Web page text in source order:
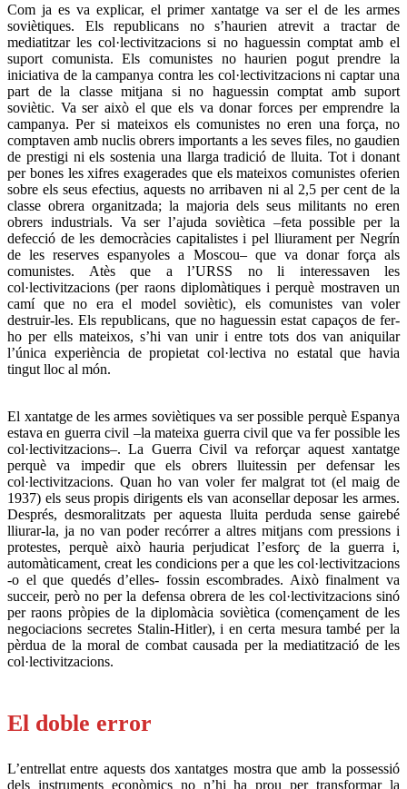
Com ja es va explicar, el primer xantatge va ser el de les armes
soviètiques. Els republicans no s’haurien atrevit a tractar de
mediatitzar les col·lectivitzacions si no haguessin comptat amb el
suport comunista. Els comunistes no haurien pogut prendre la
iniciativa de la campanya contra les col·lectivitzacions ni captar una
part de la classe mitjana si no haguessin comptat amb suport
soviètic. Va ser això el que els va donar forces per emprendre la
campanya. Per si mateixos els comunistes no eren una força, no
comptaven amb nuclis obrers importants a les seves files, no gaudien
de prestigi ni els sostenia una llarga tradició de lluita. Tot i donant
per bones les xifres exagerades que els mateixos comunistes oferien
sobre els seus efectius, aquests no arribaven ni al 2,5 per cent de la
classe obrera organitzada; la majoria dels seus militants no eren
obrers industrials. Va ser l’ajuda soviètica –feta possible per la
defecció de les democràcies capitalistes i pel lliurament per Negrín
de les reserves espanyoles a Moscou– que va donar força als
comunistes. Atès que a l’URSS no li interessaven les
col·lectivitzacions (per raons diplomàtiques i perquè mostraven un
camí que no era el model soviètic), els comunistes van voler
destruir-les. Els republicans, que no haguessin estat capaços de fer-
ho per ells mateixos, s’hi van unir i entre tots dos van aniquilar
l’única experiència de propietat col·lectiva no estatal que havia
tingut lloc al món.
El xantatge de les armes soviètiques va ser possible perquè Espanya
estava en guerra civil –la mateixa guerra civil que va fer possible les
col·lectivitzacions–. La Guerra Civil va reforçar aquest xantatge
perquè va impedir que els obrers lluitessin per defensar les
col·lectivitzacions. Quan ho van voler fer malgrat tot (el maig de
1937) els seus propis dirigents els van aconsellar deposar les armes.
Després, desmoralitzats per aquesta lluita perduda sense gairebé
lliurar-la, ja no van poder recórrer a altres mitjans com pressions i
protestes, perquè això hauria perjudicat l’esforç de la guerra i,
automàticament, creat les condicions per a que les col·lectivitzacions
-o el que quedés d’elles- fossin escombrades. Això finalment va
succeir, però no per la defensa obrera de les col·lectivitzacions sinó
per raons pròpies de la diplomàcia soviètica (començament de les
negociacions secretes Stalin-Hitler), i en certa mesura també per la
pèrdua de la moral de combat causada per la mediatització de les
col·lectivitzacions.
El doble error
L’entrellat entre aquests dos xantatges mostra que amb la possessió
dels instruments econòmics no n’hi ha prou per transformar la